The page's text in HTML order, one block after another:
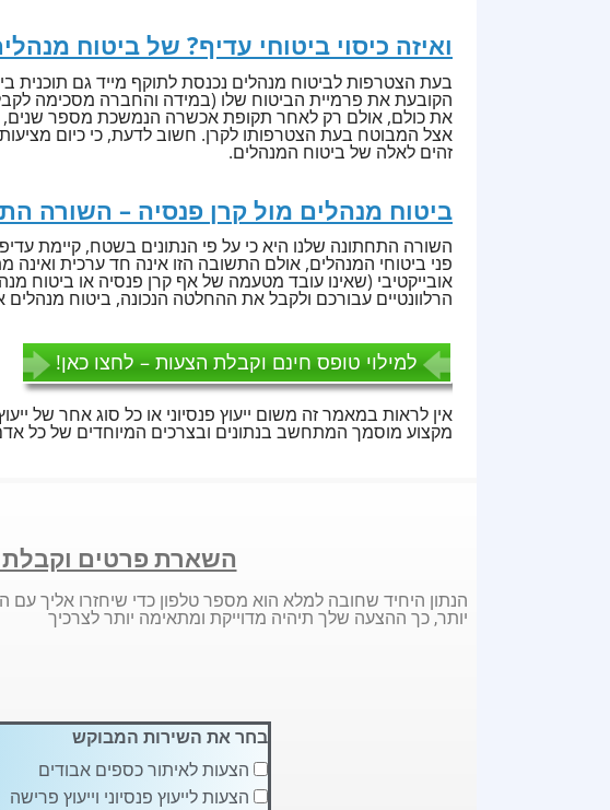
ואיזה כיסוי ביטוחי עדיף? של ביטוח
בעת הצטרפות לביטוח מנהלים נכנסת לתוקף מייד גם תוכנית
הקובעת את פרמיית הביטוח שלו (במידה והחברה מסכימה
את כולם, אולם רק לאחר תקופת אכשרה הנמשכת מספר שנים,
אצל המבוטח בעת הצטרפותו לקרן. חשוב לדעת, כי כיום
זהים לאלה של ביטוח המנהלים.
ביטוח מנהלים מול קרן פנסיה – השורה
השורה התחתונה שלנו היא כי על פי הנתונים בשטח, קיימת
פני ביטוחי המנהלים, אולם התשובה הזו אינה חד ערכית ואינה
אובייקטיבי (שאינו עובד מטעמה של אף קרן פנסיה או ביטוח
הרלוונטיים עבורכם ולקבל את ההחלטה הנכונה, ביטוח מנהלים
למילוי טופס חינם וקבלת הצעות – לחצו כאן!
אין לראות במאמר זה משום ייעוץ פנסיוני או כל סוג אחר של
מקצוע מוסמך המתחשב בנתונים ובצרכים המיוחדים של כל
השארת פרטים
הנתון היחיד שחובה למלא הוא מספר טלפון כדי שיחזרו אליך עם
יותר, כך ההצעה שלך תיהיה מדוייקת ומתאימה יותר לצרכיך
בחר את השירות המבוקש
הצעות לאיתור כספים אבודים
הצעות לייעוץ פנסיוני וייעוץ פרישה